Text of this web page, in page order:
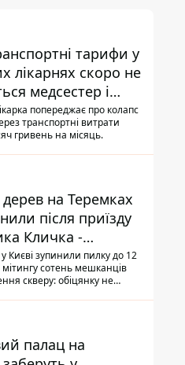
тарифи у
лікарнях скоро не
медсестер і
- професор
попереджає про колапс
транспортні витрати
гривень на місяць.
на Теремках
після приїзду
Кличка -
Києві зупинили пилку до 12
мітингу сотень мешканців
скверу: обіцянку не
комунікацію
палац на